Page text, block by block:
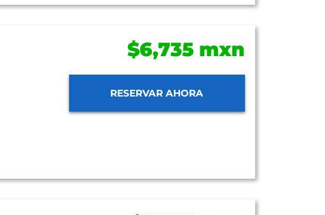
$6,735 mxn
RESERVAR AHORA